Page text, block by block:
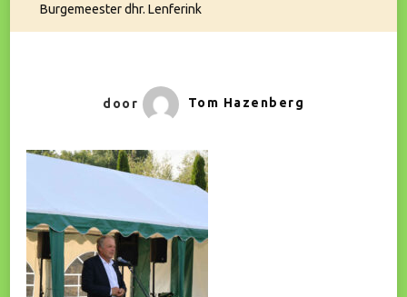
Burgemeester dhr. Lenferink
door Tom Hazenberg